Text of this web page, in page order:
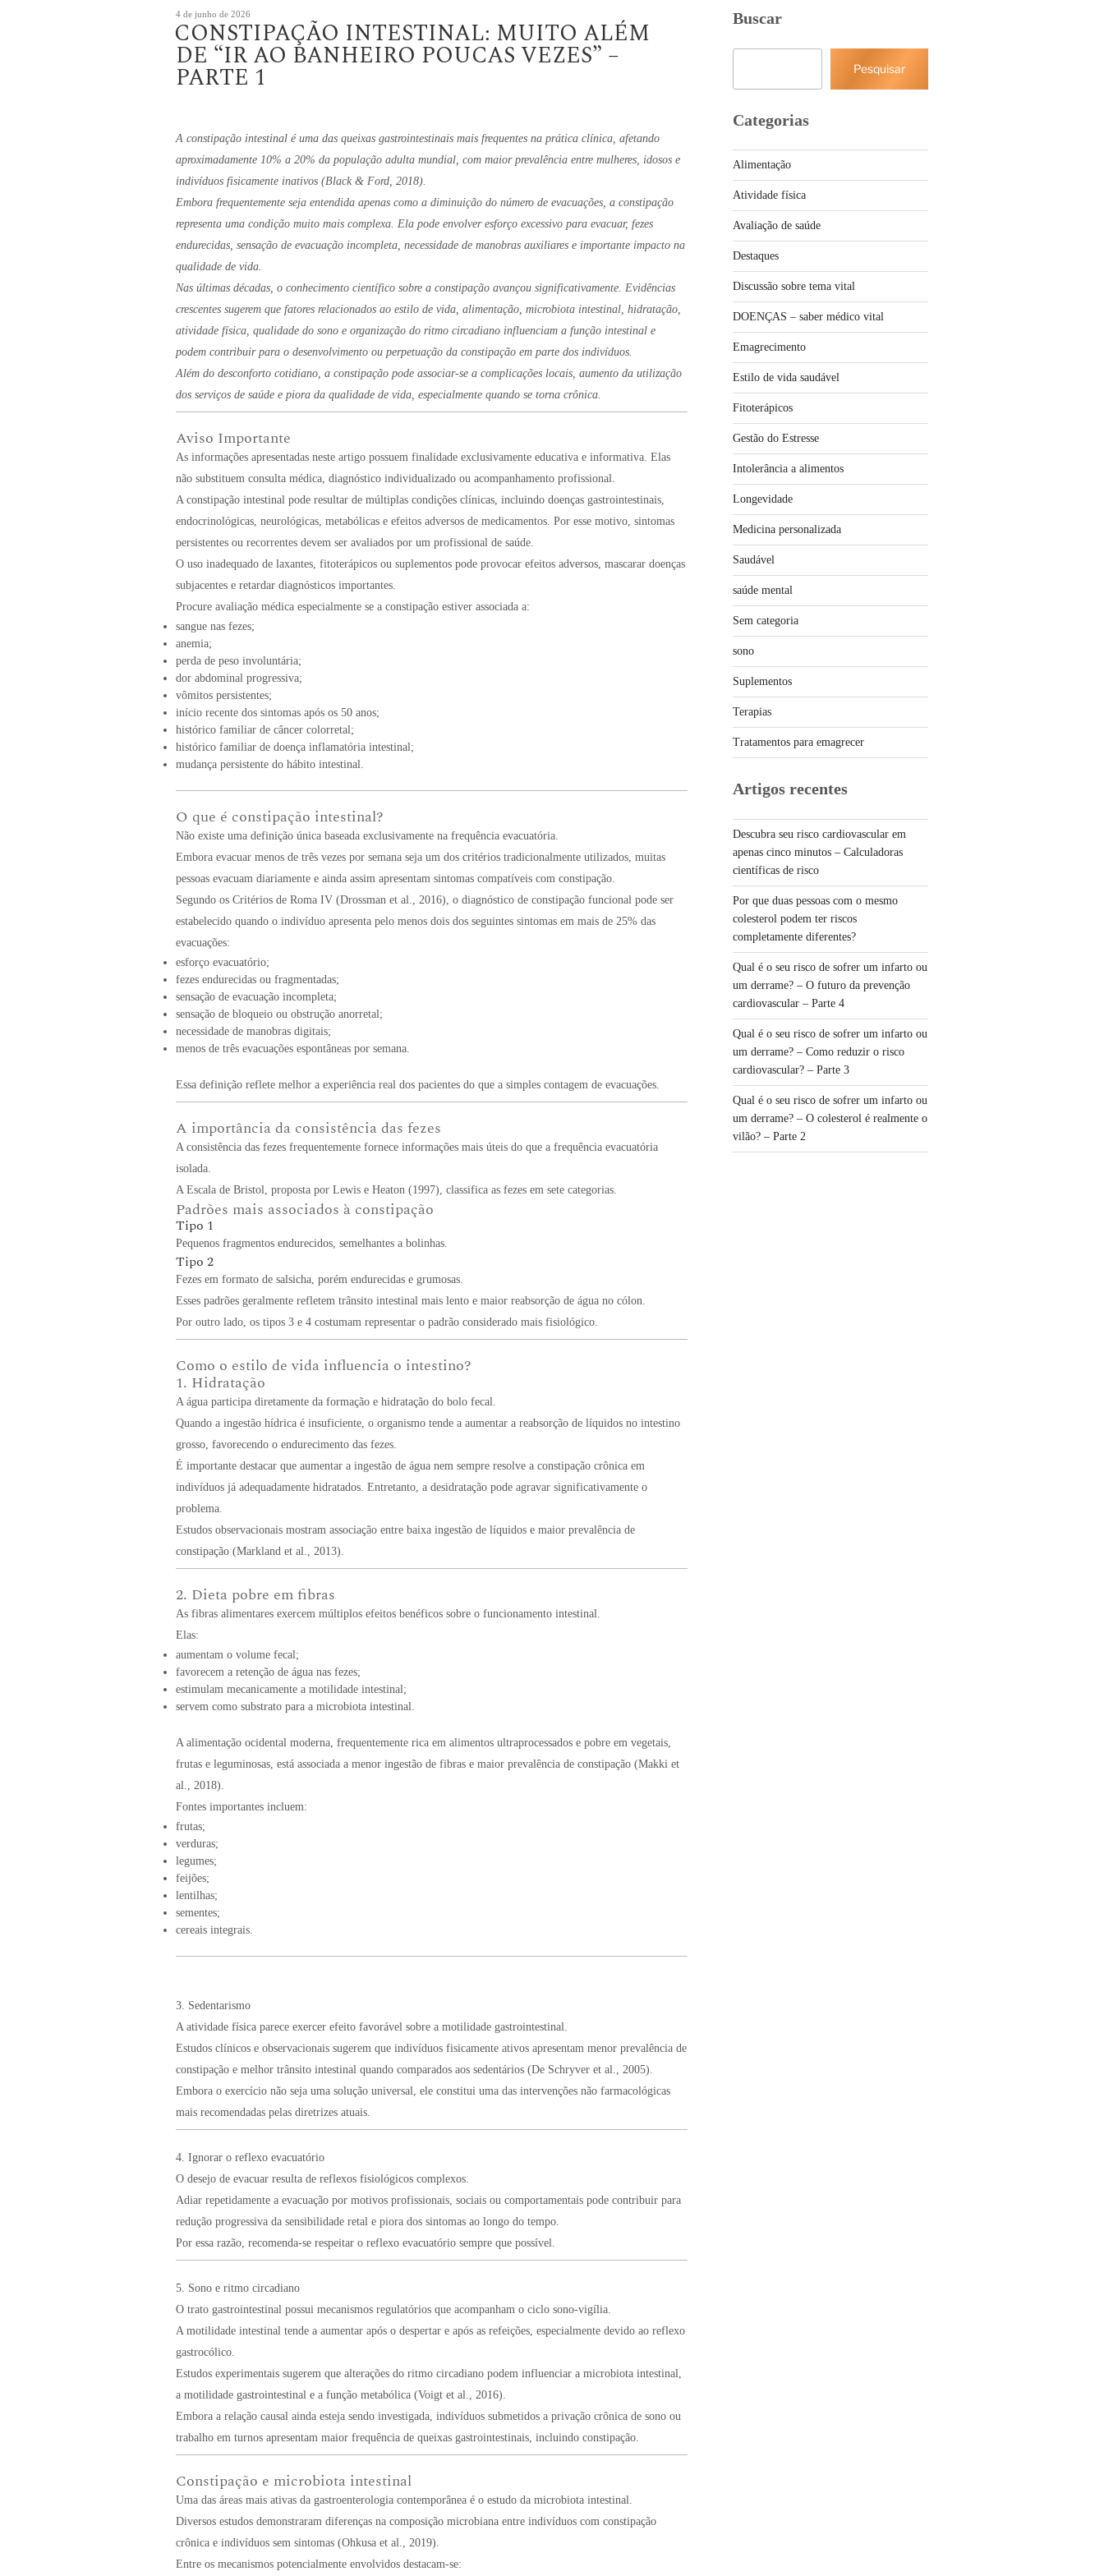
Publicado
em
4 de junho de 2026
CONSTIPAÇÃO INTESTINAL: MUITO ALÉM
DE “IR AO BANHEIRO POUCAS VEZES” –
PARTE 1
A constipação intestinal é uma das queixas gastrointestinais mais frequentes na prática clínica, afetando
aproximadamente 10% a 20% da população adulta mundial, com maior prevalência entre mulheres, idosos e
indivíduos fisicamente inativos (Black & Ford, 2018).
Embora frequentemente seja entendida apenas como a diminuição do número de evacuações, a constipação
representa uma condição muito mais complexa. Ela pode envolver esforço excessivo para evacuar, fezes
endurecidas, sensação de evacuação incompleta, necessidade de manobras auxiliares e importante impacto na
qualidade de vida.
Nas últimas décadas, o conhecimento científico sobre a constipação avançou significativamente. Evidências
crescentes sugerem que fatores relacionados ao estilo de vida, alimentação, microbiota intestinal, hidratação,
atividade física, qualidade do sono e organização do ritmo circadiano influenciam a função intestinal e
podem contribuir para o desenvolvimento ou perpetuação da constipação em parte dos indivíduos.
Além do desconforto cotidiano, a constipação pode associar-se a complicações locais, aumento da utilização
dos serviços de saúde e piora da qualidade de vida, especialmente quando se torna crônica.
Aviso Importante
As informações apresentadas neste artigo possuem finalidade exclusivamente educativa e informativa. Elas
não substituem consulta médica, diagnóstico individualizado ou acompanhamento profissional.
A constipação intestinal pode resultar de múltiplas condições clínicas, incluindo doenças gastrointestinais,
endocrinológicas, neurológicas, metabólicas e efeitos adversos de medicamentos. Por esse motivo, sintomas
persistentes ou recorrentes devem ser avaliados por um profissional de saúde.
O uso inadequado de laxantes, fitoterápicos ou suplementos pode provocar efeitos adversos, mascarar doenças
subjacentes e retardar diagnósticos importantes.
Procure avaliação médica especialmente se a constipação estiver associada a:
sangue nas fezes;
anemia;
perda de peso involuntária;
dor abdominal progressiva;
vômitos persistentes;
início recente dos sintomas após os 50 anos;
histórico familiar de câncer colorretal;
histórico familiar de doença inflamatória intestinal;
mudança persistente do hábito intestinal.
O que é constipação intestinal?
Não existe uma definição única baseada exclusivamente na frequência evacuatória.
Embora evacuar menos de três vezes por semana seja um dos critérios tradicionalmente utilizados, muitas
pessoas evacuam diariamente e ainda assim apresentam sintomas compatíveis com constipação.
Segundo os Critérios de Roma IV (Drossman et al., 2016), o diagnóstico de constipação funcional pode ser
estabelecido quando o indivíduo apresenta pelo menos dois dos seguintes sintomas em mais de 25% das
evacuações:
esforço evacuatório;
fezes endurecidas ou fragmentadas;
sensação de evacuação incompleta;
sensação de bloqueio ou obstrução anorretal;
necessidade de manobras digitais;
menos de três evacuações espontâneas por semana.
Essa definição reflete melhor a experiência real dos pacientes do que a simples contagem de evacuações.
A importância da consistência das fezes
A consistência das fezes frequentemente fornece informações mais úteis do que a frequência evacuatória
isolada.
A Escala de Bristol, proposta por Lewis e Heaton (1997), classifica as fezes em sete categorias.
Padrões mais associados à constipação
Tipo 1
Pequenos fragmentos endurecidos, semelhantes a bolinhas.
Tipo 2
Fezes em formato de salsicha, porém endurecidas e grumosas.
Esses padrões geralmente refletem trânsito intestinal mais lento e maior reabsorção de água no cólon.
Por outro lado, os tipos 3 e 4 costumam representar o padrão considerado mais fisiológico.
Como o estilo de vida influencia o intestino?
1. Hidratação
A água participa diretamente da formação e hidratação do bolo fecal.
Quando a ingestão hídrica é insuficiente, o organismo tende a aumentar a reabsorção de líquidos no intestino
grosso, favorecendo o endurecimento das fezes.
É importante destacar que aumentar a ingestão de água nem sempre resolve a constipação crônica em
indivíduos já adequadamente hidratados. Entretanto, a desidratação pode agravar significativamente o
problema.
Estudos observacionais mostram associação entre baixa ingestão de líquidos e maior prevalência de
constipação (Markland et al., 2013).
2. Dieta pobre em fibras
As fibras alimentares exercem múltiplos efeitos benéficos sobre o funcionamento intestinal.
Elas:
aumentam o volume fecal;
favorecem a retenção de água nas fezes;
estimulam mecanicamente a motilidade intestinal;
servem como substrato para a microbiota intestinal.
A alimentação ocidental moderna, frequentemente rica em alimentos ultraprocessados e pobre em vegetais,
frutas e leguminosas, está associada a menor ingestão de fibras e maior prevalência de constipação (Makki et
al., 2018).
Fontes importantes incluem:
frutas;
verduras;
legumes;
feijões;
lentilhas;
sementes;
cereais integrais.
3. Sedentarismo
A atividade física parece exercer efeito favorável sobre a motilidade gastrointestinal.
Estudos clínicos e observacionais sugerem que indivíduos fisicamente ativos apresentam menor prevalência de
constipação e melhor trânsito intestinal quando comparados aos sedentários (De Schryver et al., 2005).
Embora o exercício não seja uma solução universal, ele constitui uma das intervenções não farmacológicas
mais recomendadas pelas diretrizes atuais.
4. Ignorar o reflexo evacuatório
O desejo de evacuar resulta de reflexos fisiológicos complexos.
Adiar repetidamente a evacuação por motivos profissionais, sociais ou comportamentais pode contribuir para
redução progressiva da sensibilidade retal e piora dos sintomas ao longo do tempo.
Por essa razão, recomenda-se respeitar o reflexo evacuatório sempre que possível.
5. Sono e ritmo circadiano
O trato gastrointestinal possui mecanismos regulatórios que acompanham o ciclo sono-vigília.
A motilidade intestinal tende a aumentar após o despertar e após as refeições, especialmente devido ao reflexo
gastrocólico.
Estudos experimentais sugerem que alterações do ritmo circadiano podem influenciar a microbiota intestinal,
a motilidade gastrointestinal e a função metabólica (Voigt et al., 2016).
Embora a relação causal ainda esteja sendo investigada, indivíduos submetidos a privação crônica de sono ou
trabalho em turnos apresentam maior frequência de queixas gastrointestinais, incluindo constipação.
Constipação e microbiota intestinal
Uma das áreas mais ativas da gastroenterologia contemporânea é o estudo da microbiota intestinal.
Diversos estudos demonstraram diferenças na composição microbiana entre indivíduos com constipação
crônica e indivíduos sem sintomas (Ohkusa et al., 2019).
Entre os mecanismos potencialmente envolvidos destacam-se:
Buscar
Pesquisar
Categorias
Alimentação
Atividade física
Avaliação de saúde
Destaques
Discussão sobre tema vital
DOENÇAS – saber médico vital
Emagrecimento
Estilo de vida saudável
Fitoterápicos
Gestão do Estresse
Intolerância a alimentos
Longevidade
Medicina personalizada
Saudável
saúde mental
Sem categoria
sono
Suplementos
Terapias
Tratamentos para emagrecer
Artigos recentes
Descubra seu risco cardiovascular em
apenas cinco minutos – Calculadoras
científicas de risco
Por que duas pessoas com o mesmo
colesterol podem ter riscos
completamente diferentes?
Qual é o seu risco de sofrer um infarto ou
um derrame? – O futuro da prevenção
cardiovascular – Parte 4
Qual é o seu risco de sofrer um infarto ou
um derrame? – Como reduzir o risco
cardiovascular? – Parte 3
Qual é o seu risco de sofrer um infarto ou
um derrame? – O colesterol é realmente o
vilão? – Parte 2